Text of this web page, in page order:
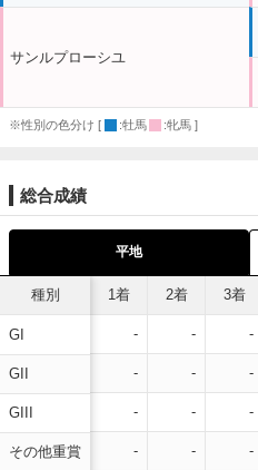
サンルプローシユ
※性別の色分け [ :牡馬 :牝馬 ]
総合成績
平地
種別
GI
GII
GIII
その他重賞
1着 2着 3着
- - -
- - -
- - -
- - -